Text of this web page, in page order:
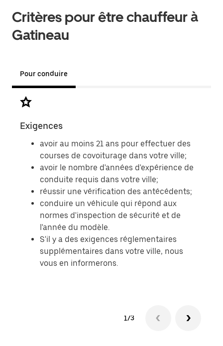
Critères pour être chauffeur à
Gatineau
Pour conduire
Exigences
avoir au moins 21 ans pour effectuer des
courses de covoiturage dans votre ville;
avoir le nombre d'années d'expérience de
conduite requis dans votre ville;
réussir une vérification des antécédents;
conduire un véhicule qui répond aux
normes d'inspection de sécurité et de
l'année du modèle.
S'il y a des exigences réglementaires
supplémentaires dans votre ville, nous
vous en informerons.
1/3